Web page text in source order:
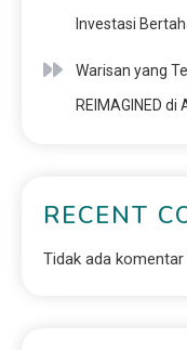
Investasi
Warisan yang
REIMAGINED
RECENT
Tidak ada